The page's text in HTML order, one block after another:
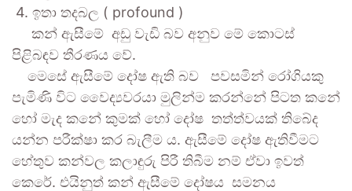
4. ඉතා තදබල ( profound )
කන් ඇසීමේ අඩු වැඩි බව අනුව මේ කොටස්
පිළිබඳව තීරණය වේ.
මෙසේ ඇසීමේ දෝෂ ඇති බව පවසමින් රෝගියකු
පැමිණි විට වෛද්‍යවරයා මුලින්ම කරන්නේ පිටත කනේ
හෝ මැද කනේ කුමක් හෝ දෝෂ තත්ත්වයක් තිබේද
යන්න පරීක්ෂා කර බැලීම ය. ඇසීමේ දෝෂ ඇතිවීමට
හේතුව කන්වල කලාඳුරු පිරී තිබීම නම් ඒවා ඉවත්
කෙරේ. එයිනුත් කන් ඇසීමේ දෝෂය සමනය